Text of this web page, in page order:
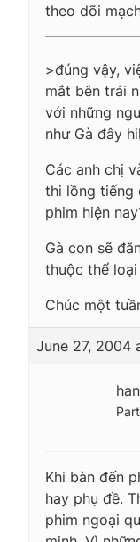
theo dõi
>đúng vậy,
mắt bên trái
với những
như Gà đây
Các anh chị
thi lồng tiếng
phim hiện
Gà con sẽ
thuộc thể
Chúc một
June 27, 2004
Khi bàn đến
hay phụ đề.
phim ngoại